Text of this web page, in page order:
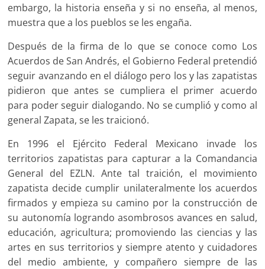
embargo, la historia enseña y si no enseña, al menos,
muestra que a los pueblos se les engaña.
Después de la firma de lo que se conoce como Los
Acuerdos de San Andrés, el Gobierno Federal pretendió
seguir avanzando en el diálogo pero los y las zapatistas
pidieron que antes se cumpliera el primer acuerdo
para poder seguir dialogando. No se cumplió y como al
general Zapata, se les traicionó.
En 1996 el Ejército Federal Mexicano invade los
territorios zapatistas para capturar a la Comandancia
General del EZLN. Ante tal traición, el movimiento
zapatista decide cumplir unilateralmente los acuerdos
firmados y empieza su camino por la construcción de
su autonomía logrando asombrosos avances en salud,
educación, agricultura; promoviendo las ciencias y las
artes en sus territorios y siempre atento y cuidadores
del medio ambiente, y compañero siempre de las